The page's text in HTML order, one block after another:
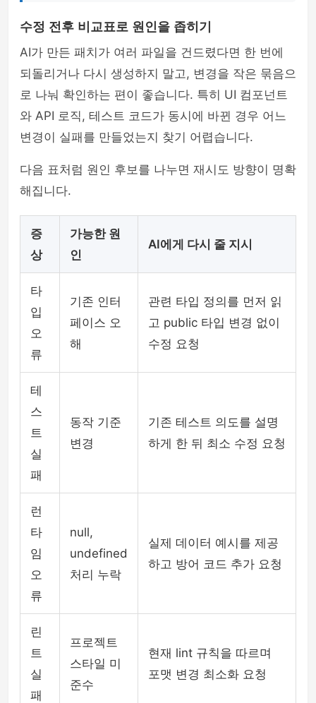
수정 전후 비교표로 원인을 좁히기
AI가 만든 패치가 여러 파일을 건드렸다면 한 번에
되돌리거나 다시 생성하지 말고, 변경을 작은 묶음으
로 나눠 확인하는 편이 좋습니다. 특히 UI 컴포넌트
와 API 로직, 테스트 코드가 동시에 바뀐 경우 어느
변경이 실패를 만들었는지 찾기 어렵습니다.
다음 표처럼 원인 후보를 나누면 재시도 방향이 명확
해집니다.
증
상
가능한 원
인
AI에게 다시 줄 지시
타
입
오
류
기존 인터
페이스 오
해
관련 타입 정의를 먼저 읽
고 public 타입 변경 없이
수정 요청
테
스
트
실
패
동작 기준
변경
기존 테스트 의도를 설명
하게 한 뒤 최소 수정 요청
런
타
임
오
류
null,
undefined
처리 누락
실제 데이터 예시를 제공
하고 방어 코드 추가 요청
린
트
실
패
프로젝트
스타일 미
준수
현재 lint 규칙을 따르며
포맷 변경 최소화 요청